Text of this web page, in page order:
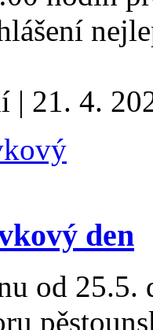
| 21. 4.
den
od 25.5.